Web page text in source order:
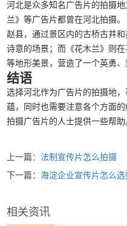
河北是众多知名广告片的拍摄
兰》等广告片都曾在河北拍摄
赵县，通过景区内的古桥古井
诗意的场景；而《花木兰》则
等地形美景，营造了一个英勇、
结语
选择河北作为广告片的拍摄地
蕴，同时也需要注意各个方面
拍摄广告片的人士提供一些帮助
上一篇： 法制宣传片怎么拍摄
下一篇：海淀企业宣传片怎么选
相关资讯